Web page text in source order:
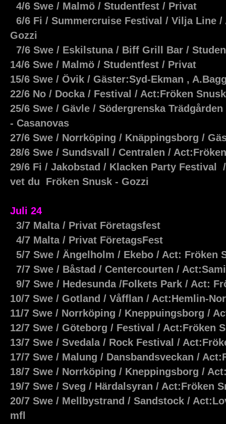
4/6 Swe / Malmö / Studentfest / Privat
6/6 Fi / Summercruise Festival / Vilja Line
Gozzi
7/6 Swe / Eskilstuna / Biff Grill Bar /
14/6 Swe / Malmö / Studentfest / Privat
15/6 Swe / Övik / Gäster:Syd-Ekman ,
22/6 No / Docka / Festival / Act:Fröken
25/6 Swe / Gävle / Södergrenska
- Casanovas
27/6 Swe / Norrköping / Knäppingsborg /
28/6 Swe / Sundsvall / Centralen /
29/6 Fi / Jakobstad / Klacken Party Festival
vet du Fröken Snusk - Gozzi
Juli 24
3/7 Malta / Privat Företagsfest
4/7 Malta / Privat FöretagsFest
5/7 Swe / Ängelholm / Ekebo / Act: Fröken
7/7 Swe / Båstad / Centercourten /
9/7 Swe / Hedesunda /Folkets Park / Act:
10/7 Swe / Gotland / Våfflan / Act:Hemlin-
11/7 Swe / Norrköping / Kneppuingsborg /
12/7 Swe / Göteborg / Festival / Act:Fröken
13/7 Swe / Svedala / Rock Festival /
17/7 Swe / Malung / Dansbandsveckan /
18/7 Swe / Norrköping / Kneppingsborg /
19/7 Swe / Sveg / Härdalsyran / Act:Fröken
20/7 Swe / Mellbystrand / Sandstock /
mfl